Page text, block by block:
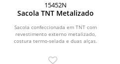
15452N
Sacola TNT Metalizado
Sacola confeccionada em TNT com
revestimento externo metalizado,
costura termo-selada e duas alças.